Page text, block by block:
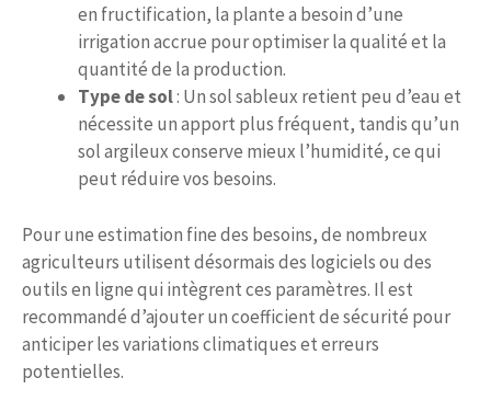
en fructification, la plante a besoin d’une
irrigation accrue pour optimiser la qualité et la
quantité de la production.
Type de sol: Un sol sableux retient peu d’eau et
nécessite un apport plus fréquent, tandis qu’un
sol argileux conserve mieux l’humidité, ce qui
peut réduire vos besoins.
Pour une estimation fine des besoins, de nombreux
agriculteurs utilisent désormais des logiciels ou des
outils en ligne qui intègrent ces paramètres. Il est
recommandé d’ajouter un coefficient de sécurité pour
anticiper les variations climatiques et erreurs
potentielles.